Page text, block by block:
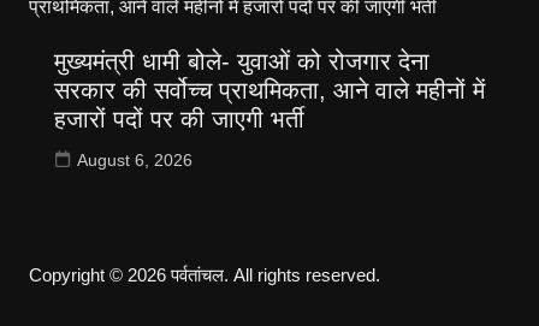
मुख्यमंत्री धामी बोले- युवाओं को रोजगार देना
सरकार की सर्वोच्च प्राथमिकता, आने वाले महीनों में
हजारों पदों पर की जाएगी भर्ती
August 6, 2026
Copyright © 2026 पर्वतांचल. All rights reserved.